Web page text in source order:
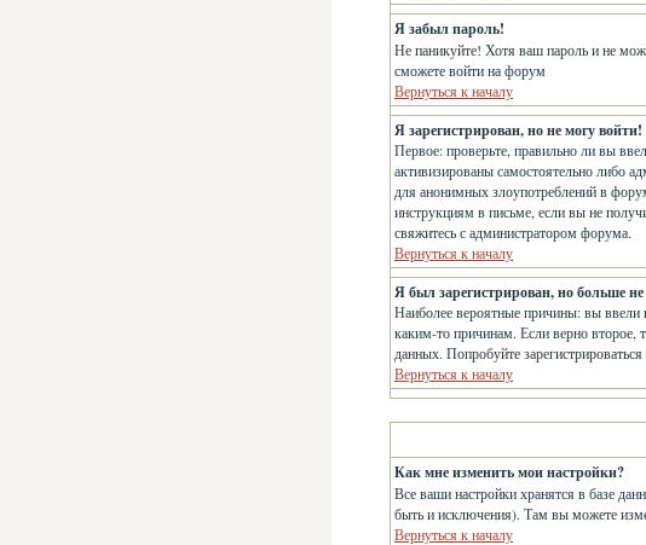
Я забыл пароль!
Не паникуйте! Хотя ваш пароль и не
сможете войти на форум
Вернуться к началу
Я зарегистрирован, но не могу войти!
Первое: проверьте, правильно ли вы
активизированы самостоятельно либо
для анонимных злоупотреблений в
инструкциям в письме, если вы не
свяжитесь с администратором форума.
Вернуться к началу
Я был зарегистрирован, но больше
Наиболее вероятные причины: вы ввели
каким-то причинам. Если верно второе,
данных. Попробуйте
Вернуться к началу
Как мне изменить мои настройки?
Все ваши настройки хранятся в базе
быть и исключения). Там вы можете
Вернуться к началу